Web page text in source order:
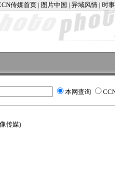
传媒首页 | 图片中国 | 异域风情 | 时
本网查询
传媒)